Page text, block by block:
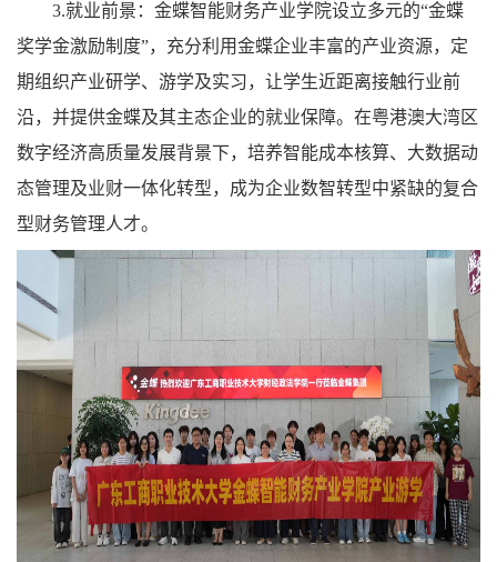
3.就业前景：金蝶智能财务产业学院设立多元的“金蝶
奖学金激励制度”，充分利用金蝶企业丰富的产业资源，定
期组织产业研学、游学及实习，让学生近距离接触行业前
沿，并提供金蝶及其主态企业的就业保障。在粤港澳大湾区
数字经济高质量发展背景下，培养智能成本核算、大数据动
态管理及业财一体化转型，成为企业数智转型中紧缺的复合
型财务管理人才。